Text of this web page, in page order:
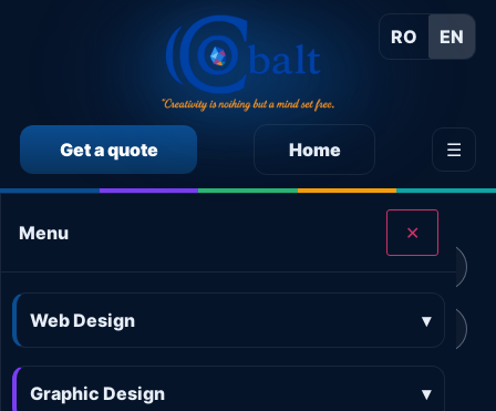
RO EN
Get a quote Home ☰
Menu ✕
Web Design ▾
Graphic Design ▾
CALCULEAZĂ SINGUR PREȚUL SERVICIILOR
Calculator preț Marketing online Calculator preț 3D and AR
Calculator preț Aplicații